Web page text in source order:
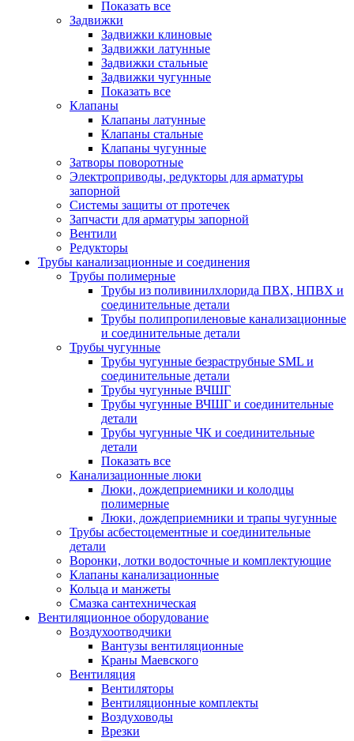
Показать все
Задвижки
Задвижки клиновые
Задвижки латунные
Задвижки стальные
Задвижки чугунные
Показать все
Клапаны
Клапаны латунные
Клапаны стальные
Клапаны чугунные
Затворы поворотные
Электроприводы, редукторы для арматуры
запорной
Системы защиты от протечек
Запчасти для арматуры запорной
Вентили
Редукторы
Трубы канализационные и соединения
Трубы полимерные
Трубы из поливинилхлорида ПВХ, НПВХ и
соединительные детали
Трубы полипропиленовые канализационные
и соединительные детали
Трубы чугунные
Трубы чугунные безраструбные SML и
соединительные детали
Трубы чугунные ВЧШГ
Трубы чугунные ВЧШГ и соединительные
детали
Трубы чугунные ЧК и соединительные
детали
Показать все
Канализационные люки
Люки, дождеприемники и колодцы
полимерные
Люки, дождеприемники и трапы чугунные
Трубы асбестоцементные и соединительные
детали
Воронки, лотки водосточные и комплектующие
Клапаны канализационные
Кольца и манжеты
Смазка сантехническая
Вентиляционное оборудование
Воздухоотводчики
Вантузы вентиляционные
Краны Маевского
Вентиляция
Вентиляторы
Вентиляционные комплекты
Воздуховоды
Врезки